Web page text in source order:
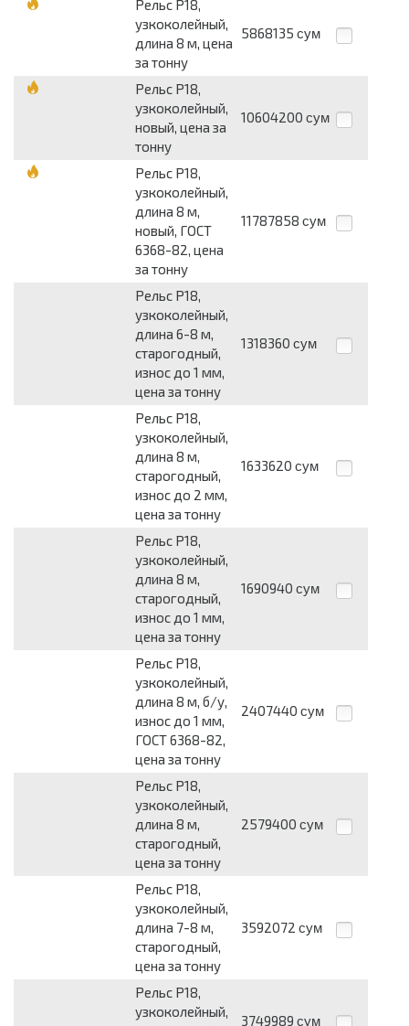
Рельс Р18,
узкоколейный,
длина 8 м, цена
за тонну
5868135 сум
Рельс Р18,
узкоколейный,
новый, цена за
тонну
10604200 сум
Рельс Р18,
узкоколейный,
длина 8 м,
новый, ГОСТ
6368-82, цена
за тонну
11787858 сум
Рельс Р18,
узкоколейный,
длина 6-8 м,
старогодный,
износ до 1 мм,
цена за тонну
1318360 сум
Рельс Р18,
узкоколейный,
длина 8 м,
старогодный,
износ до 2 мм,
цена за тонну
1633620 сум
Рельс Р18,
узкоколейный,
длина 8 м,
старогодный,
износ до 1 мм,
цена за тонну
1690940 сум
Рельс Р18,
узкоколейный,
длина 8 м, б/у,
износ до 1 мм,
ГОСТ 6368-82,
цена за тонну
2407440 сум
Рельс Р18,
узкоколейный,
длина 8 м,
старогодный,
цена за тонну
2579400 сум
Рельс Р18,
узкоколейный,
длина 7-8 м,
старогодный,
цена за тонну
3592072 сум
Рельс Р18,
узкоколейный,
3749989 сум